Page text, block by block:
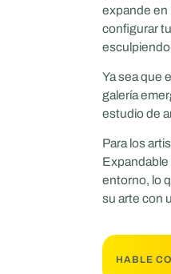
expande en
configurar
Ya sea que
galería
estudio de
Para los
Expandable
entorno, lo
su arte con
HABLE